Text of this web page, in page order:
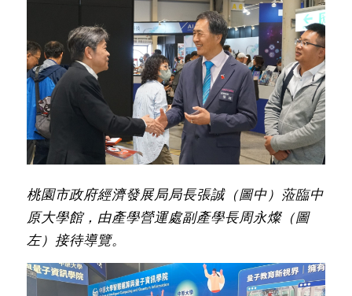
桃園市政府經濟發展局局長張誠（圖中）蒞臨中
原大學館，由產學營運處副產學長周永燦（圖
左）接待導覽。